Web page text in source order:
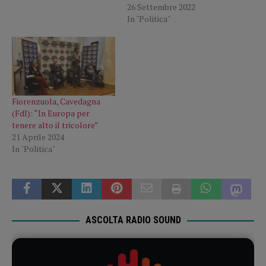
26 Settembre 2022
In "Politica"
Fiorenzuola, Cavedagna
(FdI): “In Europa per
tenere alto il tricolore”
21 Aprile 2024
In "Politica"
ASCOLTA RADIO SOUND